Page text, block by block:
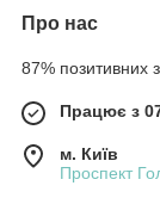
Про нас
87% позитивних з
Працює з
м. Київ
Проспект